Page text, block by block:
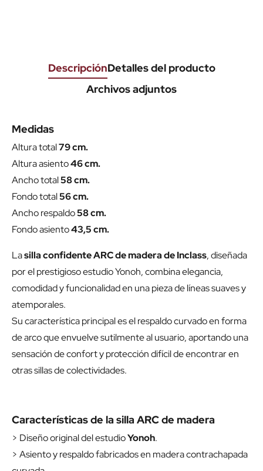
DescripciónDetalles del producto
Archivos adjuntos
Medidas
Altura total79 cm.
Altura asiento46 cm.
Ancho total58 cm.
Fondo total56 cm.
Ancho respaldo58 cm.
Fondo asiento43,5 cm.
Lasilla confidente ARC de madera de Inclass, diseñada
por el prestigioso estudio Yonoh, combina elegancia,
comodidad y funcionalidad en una pieza de líneas suaves y
atemporales.
Su característica principal es el respaldo curvado en forma
de arco que envuelve sutilmente al usuario, aportando una
sensación de confort y protección difícil de encontrar en
otras sillas de colectividades.
Características de la silla ARC de madera
> Diseño original del estudioYonoh.
> Asiento y respaldo fabricados en madera contrachapada